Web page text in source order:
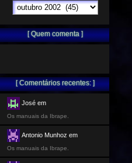
[ Quem comenta ]
[ Comentários recentes: ]
José em
Os manuais da Ibrape.
Antonio Munhoz em
Os manuais da Ibrape.